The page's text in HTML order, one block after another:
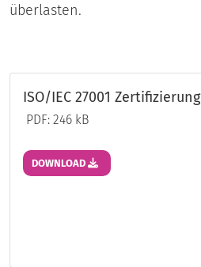
überlasten.
ISO/IEC 27001 Zertifizierung
PDF: 246 kB
DOWNLOAD